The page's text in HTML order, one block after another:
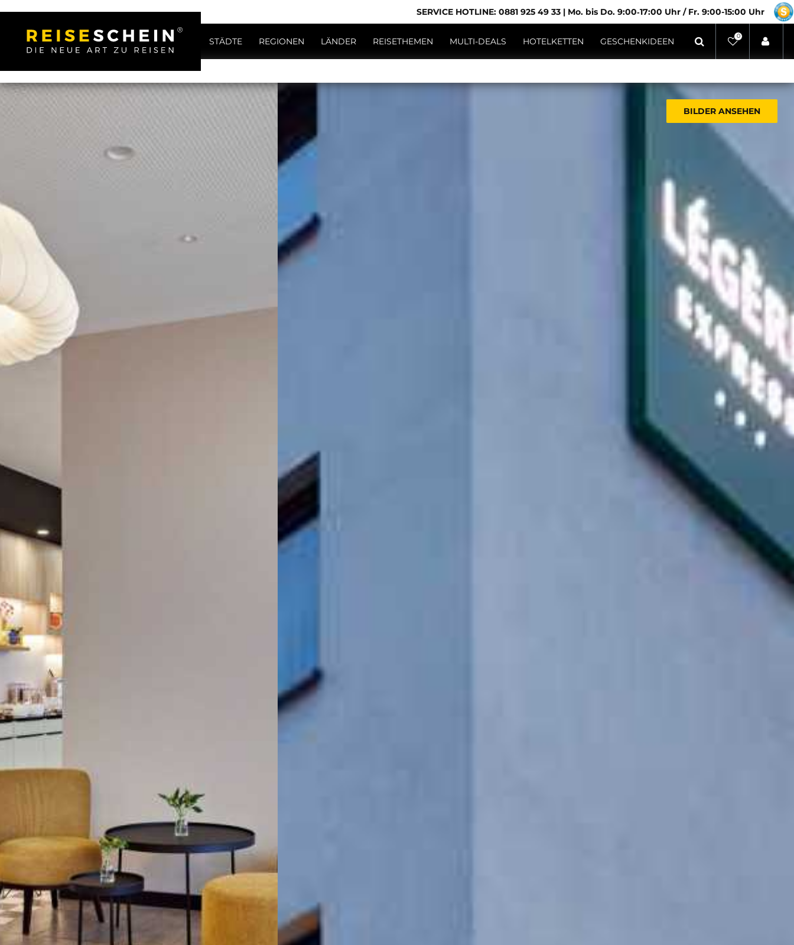
SERVICE HOTLINE: 0881 925 49 33 | Mo. bis Do. 9:00‑17:00 Uhr / Fr. 9:00-15:00 Uhr
STÄDTE REGIONEN LÄNDER REISETHEMEN MULTI-DEALS HOTELKETTEN GESCHENKIDEEN 0
BILDER ANSEHEN